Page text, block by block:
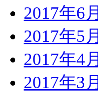
2017年6月
2017年5月
2017年4月
2017年3月